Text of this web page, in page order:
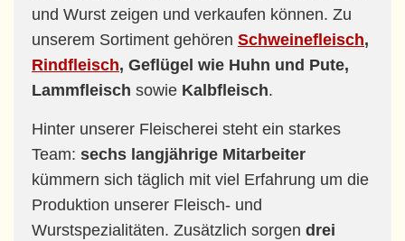
und Wurst zeigen und verkaufen können. Zu
unserem Sortiment gehören Schweinefleisch,
Rindfleisch, Geflügel wie Huhn und Pute,
Lammfleisch sowie Kalbfleisch.
Hinter unserer Fleischerei steht ein starkes
Team: sechs langjährige Mitarbeiter
kümmern sich täglich mit viel Erfahrung um die
Produktion unserer Fleisch- und
Wurstspezialitäten. Zusätzlich sorgen drei